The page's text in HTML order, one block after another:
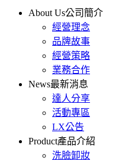
About Us公司簡介
經營理念
品牌故事
經營策略
業務合作
News最新消息
達人分享
活動專區
LX公告
Product產品介紹
洗臉卸妝